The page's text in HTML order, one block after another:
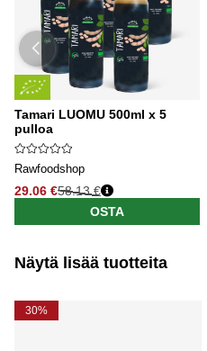
Tamari LUOMU 500ml x 5
pulloa
Rawfoodshop
29.06 €58.13 €
OSTA
Näytä lisää tuotteita
30%